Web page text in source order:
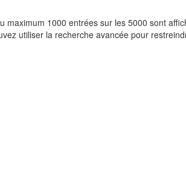
maximum 1000 entrées sur les 5000 sont
utiliser la recherche avancée pour